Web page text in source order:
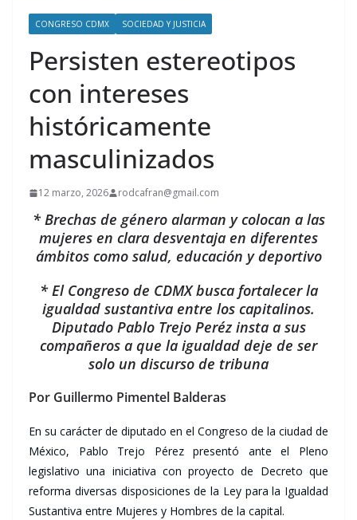
CONGRESO CDMX SOCIEDAD Y JUSTICIA
Persisten estereotipos
con intereses
históricamente
masculinizados
12 marzo, 2026 rodcafran@gmail.com
* Brechas de género alarman y colocan a las
mujeres en clara desventaja en diferentes
ámbitos como salud, educación y deportivo
* El Congreso de CDMX busca fortalecer la
igualdad sustantiva entre los capitalinos.
Diputado Pablo Trejo Peréz insta a sus
compañeros a que la igualdad deje de ser
solo un discurso de tribuna
Por Guillermo Pimentel Balderas
En su carácter de diputado en el Congreso de la ciudad de
México, Pablo Trejo Pérez presentó ante el Pleno
legislativo una iniciativa con proyecto de Decreto que
reforma diversas disposiciones de la Ley para la Igualdad
Sustantiva entre Mujeres y Hombres de la capital.